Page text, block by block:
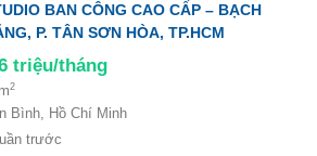
BAN CÔNG CAO CẤP – BẠCH
P. TÂN SƠN HÒA, TP.HCM
triệu/tháng
2
Bình, Hồ Chí Minh
trước